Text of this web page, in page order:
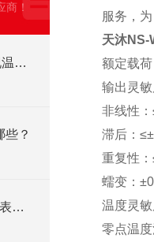
服务，
天沐NS-
额定载
输出灵
非线性
滞后：
重复性
蠕变：
温度灵
零点温
！
WINTERS温度计：严苛工况温度监测利器
些？
怎样保养能让BRIGHTY压力表更耐用